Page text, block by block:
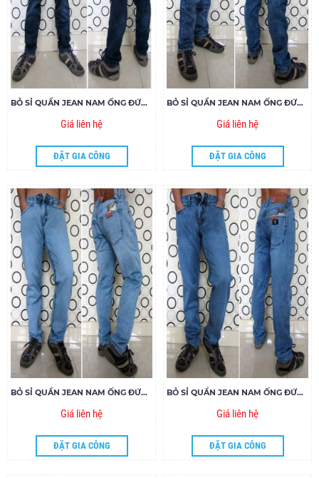
BỎ SỈ QUẦN JEAN NAM ỐNG ĐỨNG 292 - E180
Giá liên hệ
ĐẶT GIA CÔNG
BỎ SỈ QUẦN JEAN NAM ỐNG ĐỨNG 251 - E180
Giá liên hệ
ĐẶT GIA CÔNG
BỎ SỈ QUẦN JEAN NAM ỐNG ĐỨNG 263 - E180
Giá liên hệ
ĐẶT GIA CÔNG
BỎ SỈ QUẦN JEAN NAM ỐNG ĐỨNG 291 - E180
Giá liên hệ
ĐẶT GIA CÔNG